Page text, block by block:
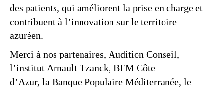
des patients, qui améliorent la prise en charge et
contribuent à l’innovation sur le territoire
azuréen.
Merci à nos partenaires, Audition Conseil,
l’institut Arnault Tzanck, BFM Côte
d’Azur, la Banque Populaire Méditerranée, le